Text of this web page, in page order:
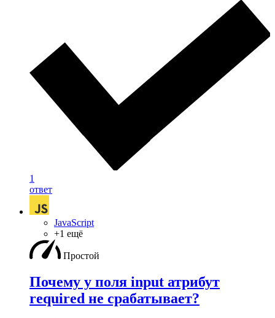
1
ответ
JavaScript
+1 ещё
Простой
Почему у поля input атрибут
required не срабатывает?